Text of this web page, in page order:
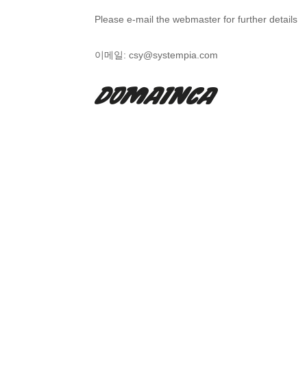
Please e-mail the webmaster for further details
이메일: csy@systempia.com